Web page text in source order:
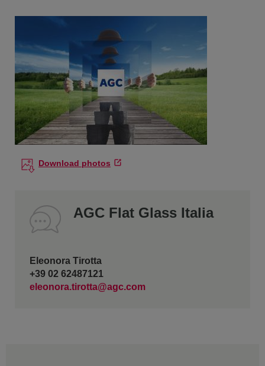
Download photos
AGC Flat Glass Italia
Eleonora Tirotta
+39 02 62487121
eleonora.tirotta@agc.com